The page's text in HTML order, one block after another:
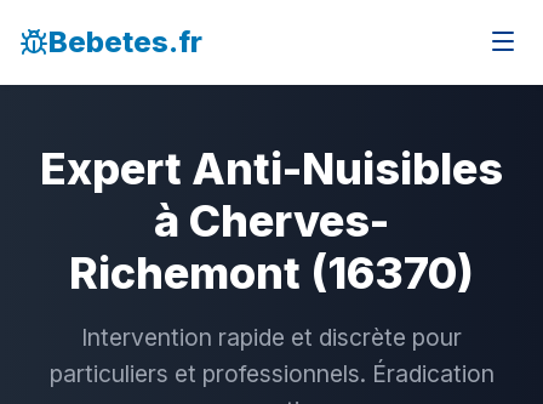
Bebetes.fr
Expert Anti-Nuisibles
à Cherves-
Richemont (16370)
Intervention rapide et discrète pour
particuliers et professionnels. Éradication